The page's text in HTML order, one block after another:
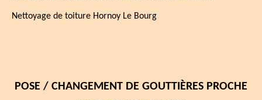
Nettoyage de toiture Hornoy Le Bourg
POSE / CHANGEMENT DE GOUTTIÈRES PROCHE